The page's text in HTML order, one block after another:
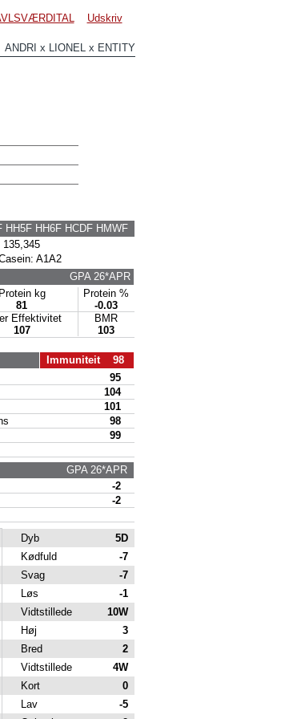
Udskriv
x LIONEL x ENTITY
HH5F HH6F HCDF HMWF
135,345
A1A2
GPA 26*APR
Protein kg
81
Protein %
-0.03
Effektivitet
107
BMR
103
Immuniteit 98
95
104
101
98
99
GPA 26*APR
-2
-2
Dyb
5D
Kødfuld
-7
Svag
-7
Løs
-1
Vidtstillede
10W
Høj
3
Bred
2
Vidtstillede
4W
Kort
0
Lav
-5